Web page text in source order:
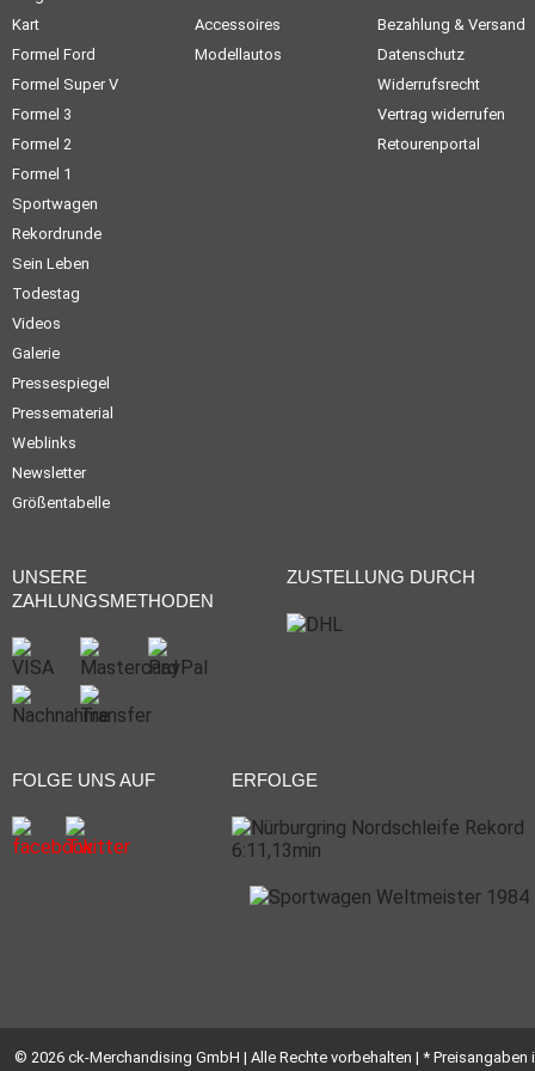
Kart
Formel Ford
Formel Super V
Formel 3
Formel 2
Formel 1
Sportwagen
Rekordrunde
Sein Leben
Todestag
Videos
Galerie
Pressespiegel
Pressematerial
Weblinks
Newsletter
Größentabelle
Accessoires
Modellautos
Bezahlung & Versand
Datenschutz
Widerrufsrecht
Vertrag widerrufen
Retourenportal
UNSERE
ZAHLUNGSMETHODEN
ZUSTELLUNG DURCH
FOLGE UNS AUF ERFOLGE
© 2026 ck-Merchandising GmbH | Alle Rechte vorbehalten | * Preisangaben